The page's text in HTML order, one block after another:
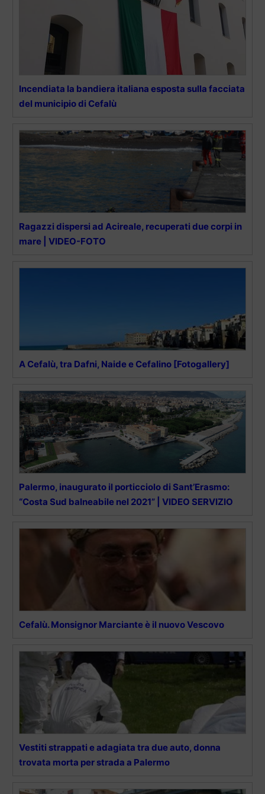
Incendiata la bandiera italiana esposta sulla facciata
del municipio di Cefalù
Ragazzi dispersi ad Acireale, recuperati due corpi in
mare | VIDEO-FOTO
A Cefalù, tra Dafni, Naide e Cefalino [Fotogallery]
Palermo, inaugurato il porticciolo di Sant’Erasmo:
“Costa Sud balneabile nel 2021” | VIDEO SERVIZIO
Cefalù. Monsignor Marciante è il nuovo Vescovo
Vestiti strappati e adagiata tra due auto, donna
trovata morta per strada a Palermo